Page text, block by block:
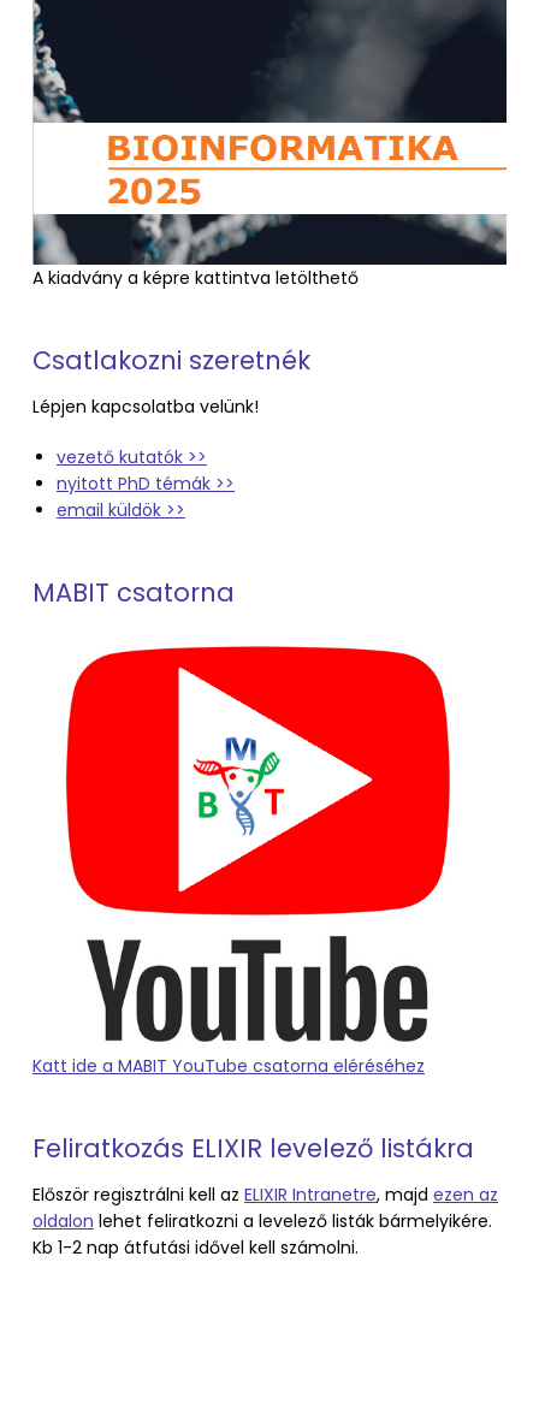
A kiadvány a képre kattintva letölthető
Csatlakozni szeretnék
Lépjen kapcsolatba velünk!
vezető kutatók >>
nyitott PhD témák >>
email küldök >>
MABIT csatorna
Katt ide a MABIT YouTube csatorna eléréséhez
Feliratkozás ELIXIR levelező listákra
Először regisztrálni kell az ELIXIR Intranetre, majd ezen az
oldalon lehet feliratkozni a levelező listák bármelyikére.
Kb 1-2 nap átfutási idővel kell számolni.